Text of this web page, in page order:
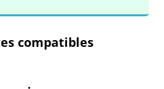
compatibles